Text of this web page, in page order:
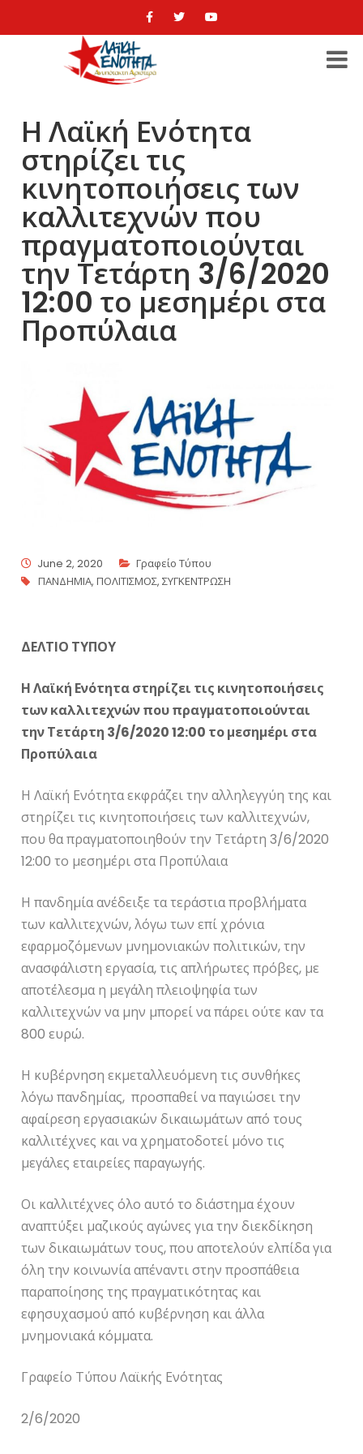
Η Λαϊκή Ενότητα
στηρίζει τις
κινητοποιήσεις των
καλλιτεχνών που
πραγματοποιούνται
την Τετάρτη 3/6/2020
12:00 το μεσημέρι στα
Προπύλαια
June 2, 2020
Γραφείο Τύπου
ΠΑΝΔΗΜΙΑ,ΠΟΛΙΤΙΣΜΟΣ,ΣΥΓΚΕΝΤΡΩΣΗ
ΔΕΛΤΙΟ ΤΥΠΟΥ
Η Λαϊκή Ενότητα στηρίζει τις κινητοποιήσεις
των καλλιτεχνών που πραγματοποιούνται
την Τετάρτη 3/6/2020 12:00 το μεσημέρι στα
Προπύλαια
Η Λαϊκή Ενότητα εκφράζει την αλληλεγγύη της και
στηρίζει τις κινητοποιήσεις των καλλιτεχνών,
που θα πραγματοποιηθούν την Τετάρτη 3/6/2020
12:00 το μεσημέρι στα Προπύλαια
Η πανδημία ανέδειξε τα τεράστια προβλήματα
των καλλιτεχνών, λόγω των επί χρόνια
εφαρμοζόμενων μνημονιακών πολιτικών, την
ανασφάλιστη εργασία, τις απλήρωτες πρόβες, με
αποτέλεσμα η μεγάλη πλειοψηφία των
καλλιτεχνών να μην μπορεί να πάρει ούτε καν τα
800 ευρώ.
Η κυβέρνηση εκμεταλλευόμενη τις συνθήκες
λόγω πανδημίας, προσπαθεί να παγιώσει την
αφαίρεση εργασιακών δικαιωμάτων από τους
καλλιτέχνες και να χρηματοδοτεί μόνο τις
μεγάλες εταιρείες παραγωγής.
Οι καλλιτέχνες όλο αυτό το διάστημα έχουν
αναπτύξει μαζικούς αγώνες για την διεκδίκηση
των δικαιωμάτων τους, που αποτελούν ελπίδα για
όλη την κοινωνία απέναντι στην προσπάθεια
παραποίησης της πραγματικότητας και
εφησυχασμού από κυβέρνηση και άλλα
μνημονιακά κόμματα.
Γραφείο Τύπου Λαϊκής Ενότητας
2/6/2020